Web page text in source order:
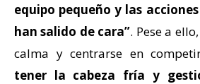
equipo pequeño y las
han salido de cara”. Pese a
calma y centrarse en
tener la cabeza fría y